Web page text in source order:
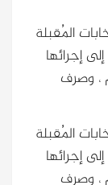
المُقبلة
إجرائها
وتكرار ذات سيناريو انتخابات 2010م ، وصرف
المُقبلة
إجرائها
وتكرار ذات سيناريو انتخابات 2010م ، وصرف